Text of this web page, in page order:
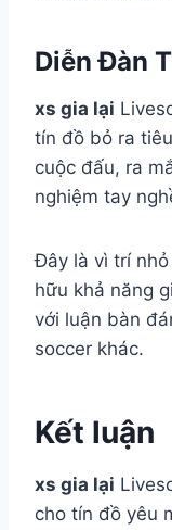
Diễn Đàn
xs gia lại
tín đồ bỏ ra
cuộc đấu, ra
nghiệm tay
Đây là vì trí
hữu khả năng
với luận bàn
soccer khác.
Kết luận
xs gia lại
cho tín đồ yêu